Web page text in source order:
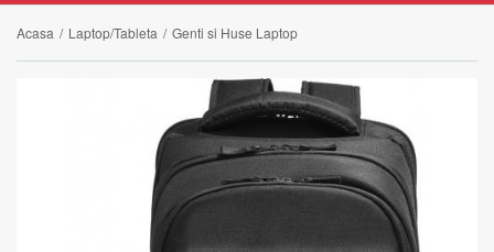
Acasa / Laptop/Tableta / Genti si Huse Laptop